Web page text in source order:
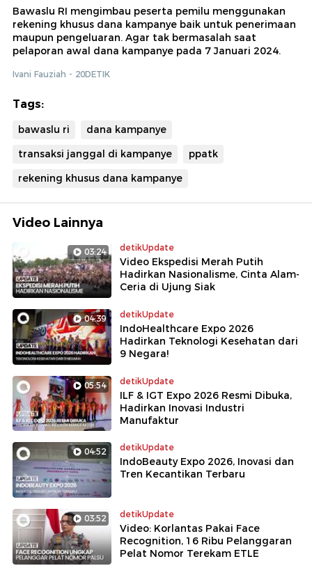
Bawaslu RI mengimbau peserta pemilu menggunakan
rekening khusus dana kampanye baik untuk penerimaan
maupun pengeluaran. Agar tak bermasalah saat
pelaporan awal dana kampanye pada 7 Januari 2024.
Ivani Fauziah - 20DETIK
Tags:
bawaslu ri
dana kampanye
transaksi janggal di kampanye
ppatk
rekening khusus dana kampanye
Video Lainnya
03:24 detikUpdate
Video Ekspedisi Merah Putih
Hadirkan Nasionalisme, Cinta Alam-
Ceria di Ujung Siak
04:39 detikUpdate
IndoHealthcare Expo 2026
Hadirkan Teknologi Kesehatan dari
9 Negara!
05:54 detikUpdate
ILF & IGT Expo 2026 Resmi Dibuka,
Hadirkan Inovasi Industri
Manufaktur
04:52 detikUpdate
IndoBeauty Expo 2026, Inovasi dan
Tren Kecantikan Terbaru
03:52 detikUpdate
Video: Korlantas Pakai Face
Recognition, 16 Ribu Pelanggaran
Pelat Nomor Terekam ETLE